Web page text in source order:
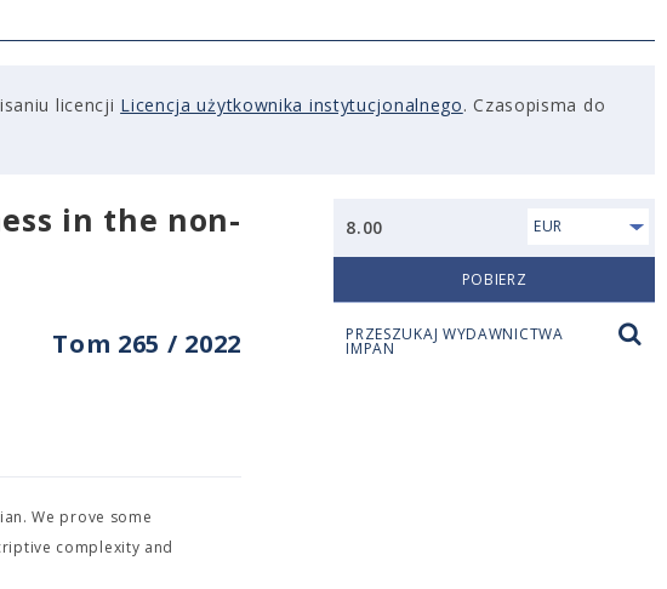
licencji Licencja użytkownika instytucjonalnego. Czasopisma do
in the non-
Tom 265 / 2022
We prove some
complexity and
8.00 EUR
POBIERZ
PRZESZUKAJ WYDAWNICTWA
IMPAN